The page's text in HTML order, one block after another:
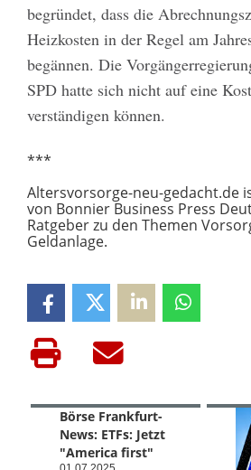
begründet, dass die
Heizkosten in der Regel am
begännen. Die
SPD hatte sich nicht auf eine
verständigen können.
***
Altersvorsorge-neu-gedacht.de
von Bonnier Business Press
Ratgeber zu den Themen
Geldanlage.
Börse Frankfurt-
News: ETFs: Jetzt
"America first"